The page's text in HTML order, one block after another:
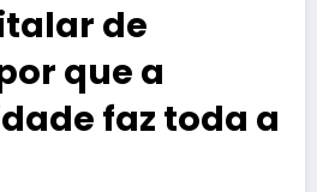
de
que a
faz toda a